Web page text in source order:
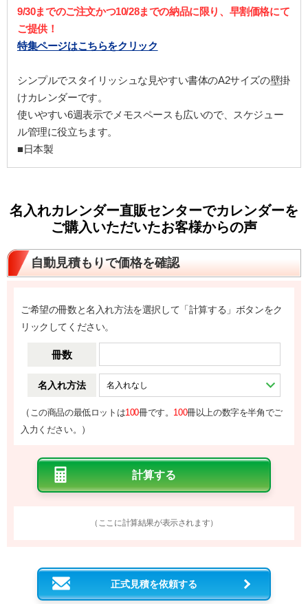
9/30までのご注文かつ10/28までの納品に限り、早割価格にて
ご提供！
特集ページはこちらをクリック
シンプルでスタイリッシュな見やすい書体のA2サイズの壁掛
けカレンダーです。
使いやすい6週表示でメモスペースも広いので、スケジュー
ル管理に役立ちます。
■日本製
名入れカレンダー直販センターでカレンダーを
ご購入いただいたお客様からの声
自動見積もりで価格を確認
ご希望の冊数と名入れ方法を選択して「計算する」ボタンをク
リックしてください。
冊数
名入れ方法
（ この商品の最低ロットは100冊です。 100冊以上の数字を半角でご
入力ください。
）
（ここに計算結果が表示されます）
正式見積を依頼する